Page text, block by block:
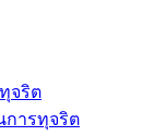
จริต
การทุจริต